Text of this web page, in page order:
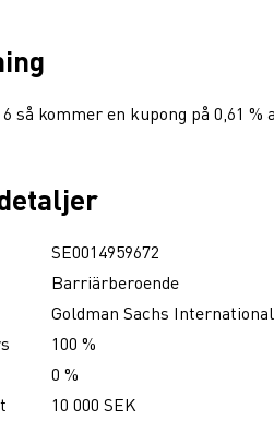
så kommer en kupong på 0,61
SE0014959672
Barriärberoende
Goldman Sachs International
100 %
0 %
10 000 SEK